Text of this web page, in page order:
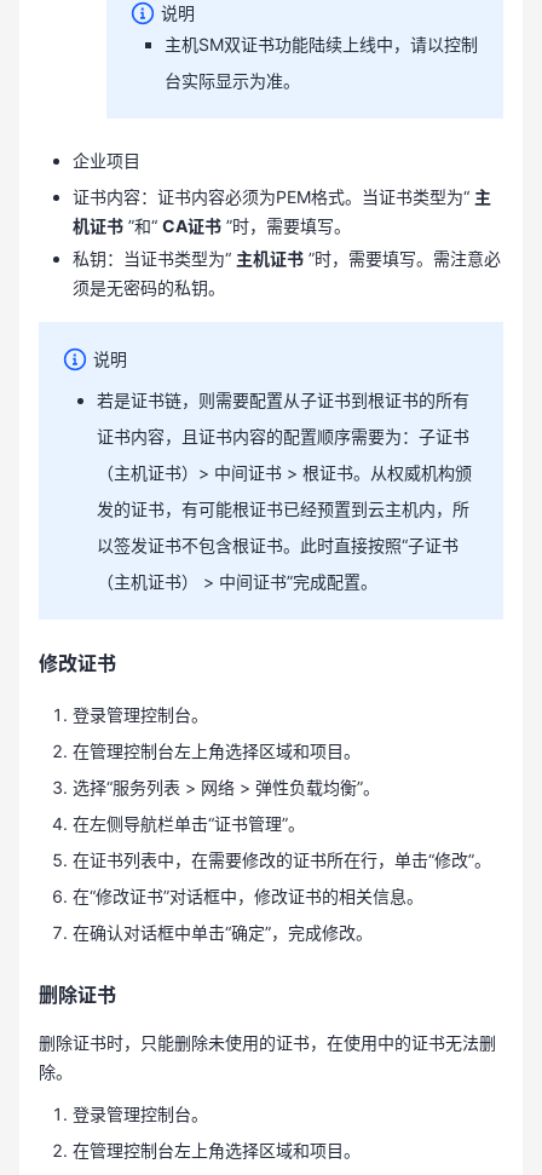
说明
主机SM双证书功能陆续上线中，请以控制
台实际显示为准。
企业项目
证书内容：证书内容必须为PEM格式。当证书类型为“ 主
机证书 ”和“ CA证书 ”时，需要填写。
私钥：当证书类型为“ 主机证书 ”时，需要填写。需注意必
须是无密码的私钥。
说明
若是证书链，则需要配置从子证书到根证书的所有
证书内容，且证书内容的配置顺序需要为：子证书
（主机证书）> 中间证书 > 根证书。从权威机构颁
发的证书，有可能根证书已经预置到云主机内，所
以签发证书不包含根证书。此时直接按照“子证书
（主机证书） > 中间证书”完成配置。
修改证书
登录管理控制台。
在管理控制台左上角选择区域和项目。
选择“服务列表 > 网络 > 弹性负载均衡”。
在左侧导航栏单击“证书管理”。
在证书列表中，在需要修改的证书所在行，单击“修改”。
在“修改证书”对话框中，修改证书的相关信息。
在确认对话框中单击“确定”，完成修改。
删除证书
删除证书时，只能删除未使用的证书，在使用中的证书无法删
除。
登录管理控制台。
在管理控制台左上角选择区域和项目。